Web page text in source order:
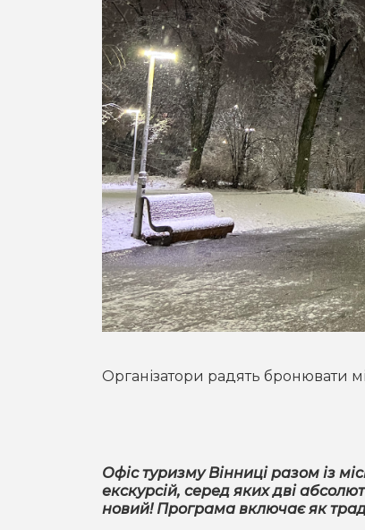
Організатори радять бронювати
Офіс туризму Вінниці разом із
екскурсій, серед яких дві
новий! Програма включає як